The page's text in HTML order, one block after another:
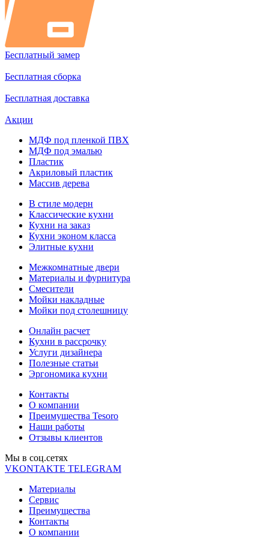
Бесплатный замер
Бесплатная сборка
Бесплатная доставка
Акции
МДФ под пленкой ПВХ
МДФ под эмалью
Пластик
Акриловый пластик
Массив дерева
В стиле модерн
Классические кухни
Кухни на заказ
Кухни эконом класса
Элитные кухни
Межкомнатные двери
Материалы и фурнитура
Смесители
Мойки накладные
Мойки под столешницу
Онлайн расчет
Кухни в рассрочку
Услуги дизайнера
Полезные статьи
Эргономика кухни
Контакты
О компании
Преимущества Tesoro
Наши работы
Отзывы клиентов
Мы в соц.cетях
VKONTAKTE TELEGRAM
Материалы
Сервис
Преимущества
Контакты
О компании